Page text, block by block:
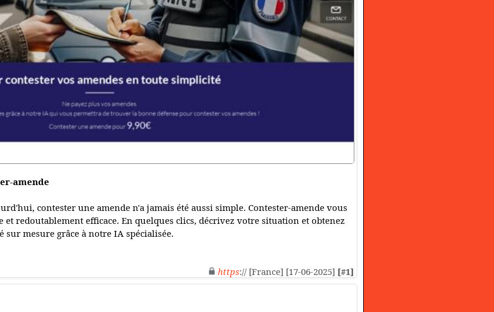
amende
contester une amende n'a jamais été aussi simple. Contester-amende vous
redoutablement efficace. En quelques clics, décrivez votre situation et obtenez
mesure grâce à notre IA spécialisée.
https:// [France] [17-06-2025] [#1]